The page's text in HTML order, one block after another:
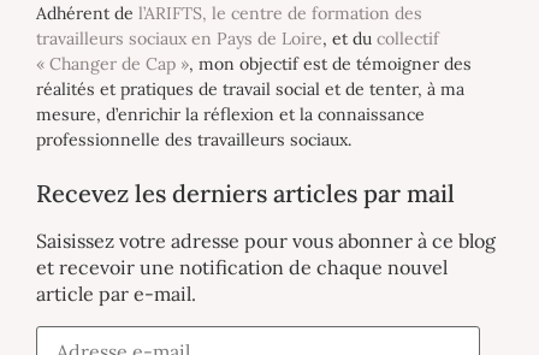
Adhérent de l’ARIFTS, le centre de formation des
travailleurs sociaux en Pays de Loire, et du collectif
« Changer de Cap », mon objectif est de témoigner des
réalités et pratiques de travail social et de tenter, à ma
mesure, d’enrichir la réflexion et la connaissance
professionnelle des travailleurs sociaux.
Recevez les derniers articles par mail
Saisissez votre adresse pour vous abonner à ce blog
et recevoir une notification de chaque nouvel
article par e-mail.